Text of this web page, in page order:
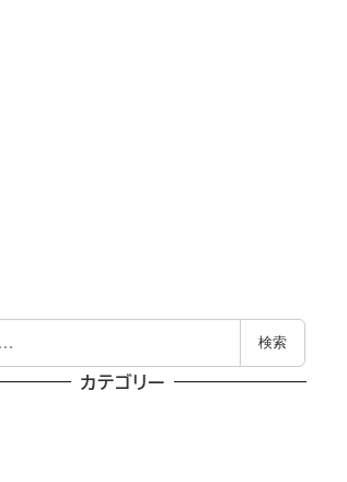
検索
カテゴリー